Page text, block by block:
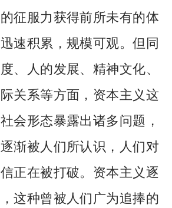
征服力获得前所未有的体
速积累，规模可观。但同
、人的发展、精神文化、
关系等方面，资本主义这
会形态暴露出诸多问题，
渐被人们所认识，人们对
正在被打破。资本主义逐
这种曾被人们广为追捧的